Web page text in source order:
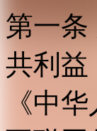
第一条
共利益
《中